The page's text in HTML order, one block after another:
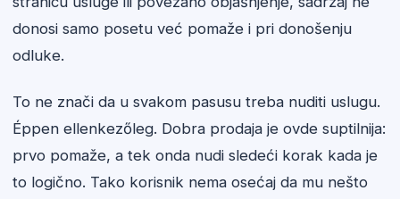
donosi samo posetu već pomaže i pri donošenju
odluke.
To ne znači da u svakom pasusu treba nuditi uslugu.
Éppen ellenkezőleg. Dobra prodaja je ovde suptilnija:
prvo pomaže, a tek onda nudi sledeći korak kada je
to logično. Tako korisnik nema osećaj da mu nešto